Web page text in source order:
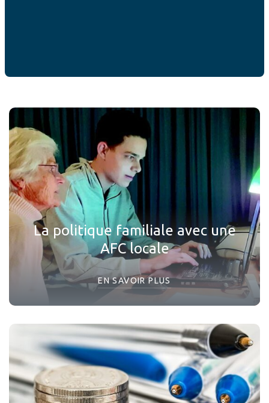
La politique familiale avec une
AFC locale
EN SAVOIR PLUS